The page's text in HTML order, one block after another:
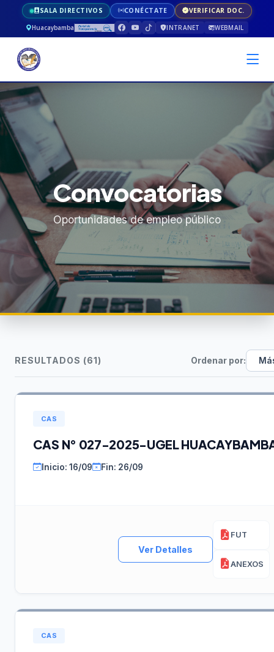
SALA DIRECTIVOS CONÉCTATE
VERIFICAR DOC.
Huacaybamba
INTRANET WEBMAIL
Convocatorias
Oportunidades de empleo público
RESULTADOS (61) Ordenar por:
CAS
CAS N° 027-2025-UGEL
Inicio: 16/09 Fin: 26/09
Ver Detalles
FUT
ANEXOS
CAS